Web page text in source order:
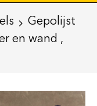
Gepolijst
en wand ,